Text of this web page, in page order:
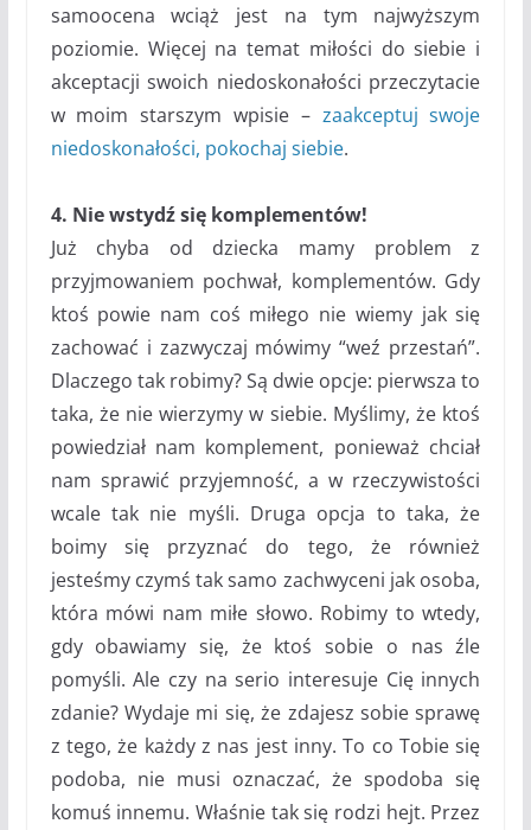
samoocena wciąż jest na tym najwyższym
poziomie. Więcej na temat miłości do siebie i
akceptacji swoich niedoskonałości przeczytacie
w moim starszym wpisie – zaakceptuj swoje
niedoskonałości, pokochaj siebie.
4. Nie wstydź się komplementów!
Już chyba od dziecka mamy problem z
przyjmowaniem pochwał, komplementów. Gdy
ktoś powie nam coś miłego nie wiemy jak się
zachować i zazwyczaj mówimy “weź przestań”.
Dlaczego tak robimy? Są dwie opcje: pierwsza to
taka, że nie wierzymy w siebie. Myślimy, że ktoś
powiedział nam komplement, ponieważ chciał
nam sprawić przyjemność, a w rzeczywistości
wcale tak nie myśli. Druga opcja to taka, że
boimy się przyznać do tego, że również
jesteśmy czymś tak samo zachwyceni jak osoba,
która mówi nam miłe słowo. Robimy to wtedy,
gdy obawiamy się, że ktoś sobie o nas źle
pomyśli. Ale czy na serio interesuje Cię innych
zdanie? Wydaje mi się, że zdajesz sobie sprawę
z tego, że każdy z nas jest inny. To co Tobie się
podoba, nie musi oznaczać, że spodoba się
komuś innemu. Właśnie tak się rodzi hejt. Przez